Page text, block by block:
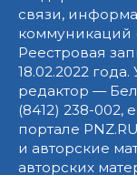
связи,
коммуникаций
Реестровая
18.02.2022
редактор —
(8412) 238-002,
портале
и авторские
авторских